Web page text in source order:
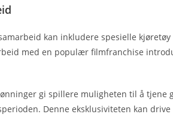
kan inkludere spesielle
med en populær filmfranchise
gi spillere muligheten til å tjene
Denne eksklusiviteten kan drive